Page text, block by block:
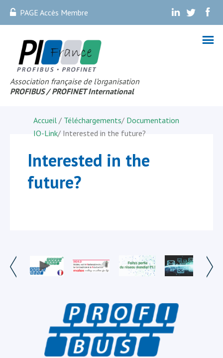
PAGE Accès Membre . . .
Association française de l’organisation
PROFIBUS / PROFINET International
Accueil / Téléchargements/ Documentation
IO-Link/ Interested in the future?
Interested in the
future?